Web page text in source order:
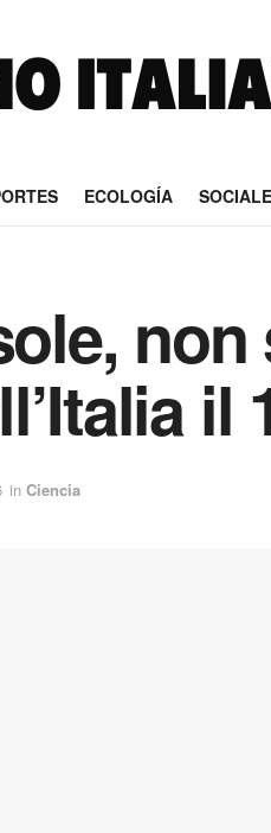
ECOLOGÍA
non
il
in Ciencia